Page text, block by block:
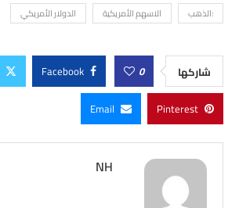
:الذهب الاسهم الأمريكية الدولار الأمريكي
شاركها 0
Facebook
Pinterest
Email
NH